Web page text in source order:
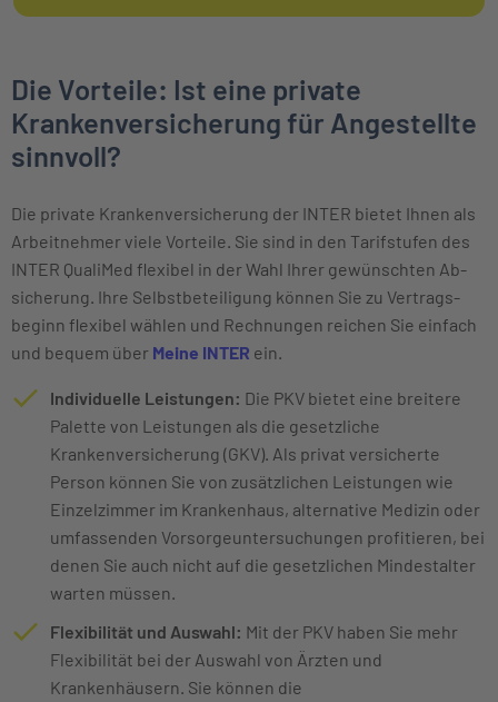
Die Vorteile: Ist eine private
Krankenversicherung für Angestellte
sinnvoll?
Die private Kranken­ver­sicherung der INTER bietet Ihnen als
Arbeitnehmer viele Vorteile. Sie sind in den Tarifstufen des
INTER QualiMed flexibel in der Wahl Ihrer ge­wünschten Ab­
sicherung. Ihre Selbst­beteili­gung können Sie zu Vertrags­
beginn flexibel wählen und Rechnungen reichen Sie einfach
und bequem über Meine INTER ein.
Individuelle Leistungen: Die PKV bietet eine breitere
Palette von Leistungen als die gesetzliche
Krankenversicherung (GKV). Als privat versicherte
Person können Sie von zusätzlichen Leistungen wie
Einzelzimmer im Krankenhaus, alternative Medizin oder
umfassenden Vorsorgeuntersuchungen profitieren, bei
denen Sie auch nicht auf die gesetzlichen Mindestalter
warten müssen.
Flexibilität und Auswahl: Mit der PKV haben Sie mehr
Flexibilität bei der Auswahl von Ärzten und
Krankenhäusern. Sie können die